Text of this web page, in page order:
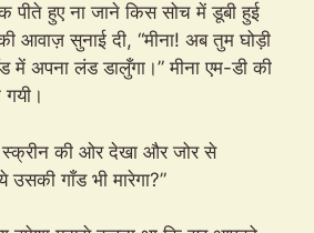
पीते हुए ना जाने किस सोच में डूबी हुई
आवाज़ सुनाई दी, “मीना! अब तुम घोड़ी
में अपना लंड डालुँगा।” मीना एम-डी की
गयी।
की ओर देखा और जोर से
उसकी गाँड भी मारेगा?”